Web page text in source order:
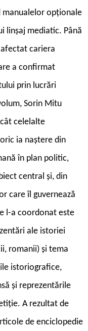
manualelor opționale
linșaj mediatic. Până
afectat cariera
a confirmat
prin lucrări
Sorin Mitu
celelalte
ia naștere din
în plan politic,
central și, din
care îl guvernează
l-a coordonat este
ale istoriei
romanii) și tema
istoriografice,
și reprezentările
A rezultat de
de enciclopedie